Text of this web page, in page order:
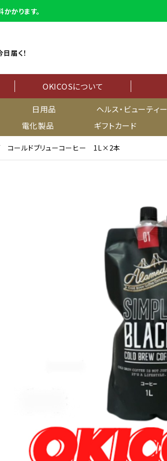
かります。
届く！
OKICOSについて
日用品 ヘルス・ビューティー
電化製品
ギフトカード
コールドブリューコーヒー 1L×2本